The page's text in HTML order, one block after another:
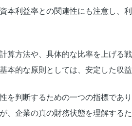
本利益率との関連性にも注意し、
算方法や、具体的な比率を上げる
本的な原則としては、安定した収
を判断するための一つの指標であ
、企業の真の財務状態を理解するた